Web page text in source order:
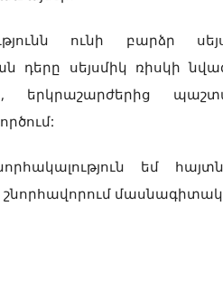
ունի բարձր
դերը սեյսմիկ ռիսկի
երկրաշարժերից
եմ